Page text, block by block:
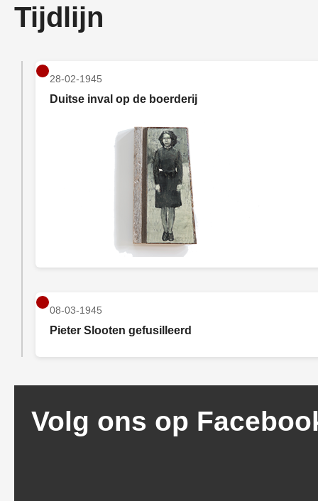
Tijdlijn
28-02-1945
Duitse inval op de boerderij
08-03-1945
Pieter Slooten gefusilleerd
Volg ons op